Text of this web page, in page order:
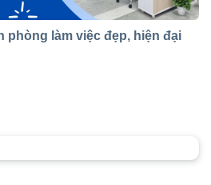
phòng làm việc đẹp, hiện đại